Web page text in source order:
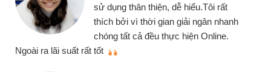
sử dụng thân thiện, dễ hiểu.Tôi rất
thích bởi vì thời gian giải ngân nhanh
chóng tất cả đều thực hiện Online.
Ngoài ra lãi suất rất tốt